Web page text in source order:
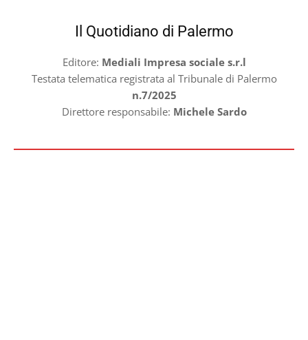
Il Quotidiano di Palermo
Editore: Mediali Impresa sociale s.r.l
Testata telematica registrata al Tribunale di Palermo
n.7/2025
Direttore responsabile: Michele Sardo